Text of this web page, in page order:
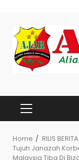
content
PRIMARY
MENU
Home
RILIS BERITA
Tujuh Janazah
Malaysia Tiba Di